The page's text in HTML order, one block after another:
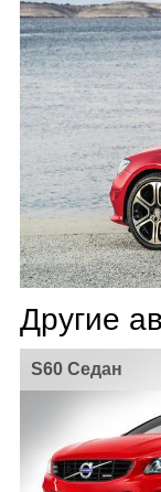
Другие
S60 Седан